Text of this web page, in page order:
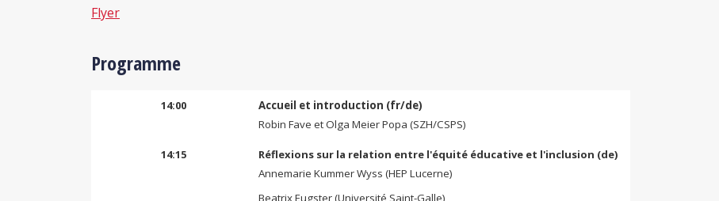
Flyer
Programme
14:00
Accueil et introduction (fr/de)
Robin Fave et Olga Meier Popa (SZH/CSPS)
14:15
Réflexions sur la relation entre l'équité éducative et l'inclusion (de)
Annemarie Kummer Wyss (HEP Lucerne)
Beatrix Eugster (Université Saint-Galle)